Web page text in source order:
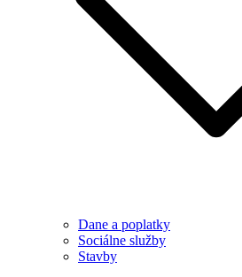
Dane a poplatky
Sociálne služby
Stavby